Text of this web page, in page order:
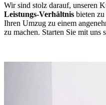
Wir sind stolz darauf, unseren
Leistungs-Verhältnis bieten
Ihren Umzug zu einem
zu machen. Starten Sie mit uns